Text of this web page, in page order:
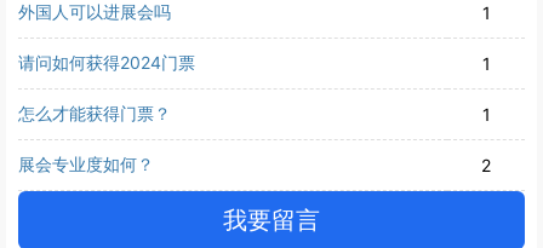
外国人可以进展会吗 1
请问如何获得2024门票 1
怎么才能获得门票？ 1
展会专业度如何？ 2
我要留言